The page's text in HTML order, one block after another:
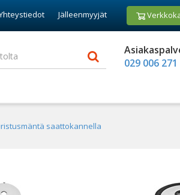
Jälleenmyyjät
029 006 271
saattokannella